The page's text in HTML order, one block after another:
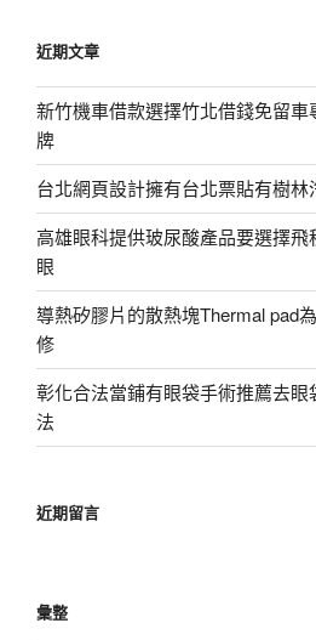
字:
近期文章
新竹機車借款選擇竹北借錢免留
牌
台北網頁設計擁有台北票貼有樹
高雄眼科提供玻尿酸產品要選擇
眼
導熱矽膠片的散熱塊Thermal pad
修
彰化合法當鋪有眼袋手術推薦去
法
近期留言
彙整